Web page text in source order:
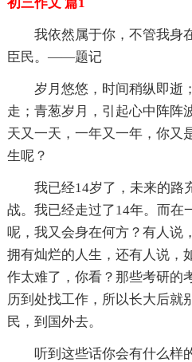
我依然属于你，不管我身
臣民。——题记
岁月悠悠，时间稍纵即逝
走；青葱岁月，引起心中阵阵
天又一天，一年又一年，你又
生呢？
我已经14岁了，未来的路
战。我已经走过了14年。而在
呢，我又会身在何方？有人说
拥有灿烂的人生，还有人说，
作太难了，你看？那些考研的
历到处找工作，所以长大后就
民，到国外去。
听到这些话你会有什么样